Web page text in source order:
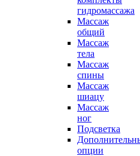
гидромассажа
Массаж
общий
Массаж
тела
Массаж
спины
Массаж
шиацу
Массаж
ног
Подсветка
опции